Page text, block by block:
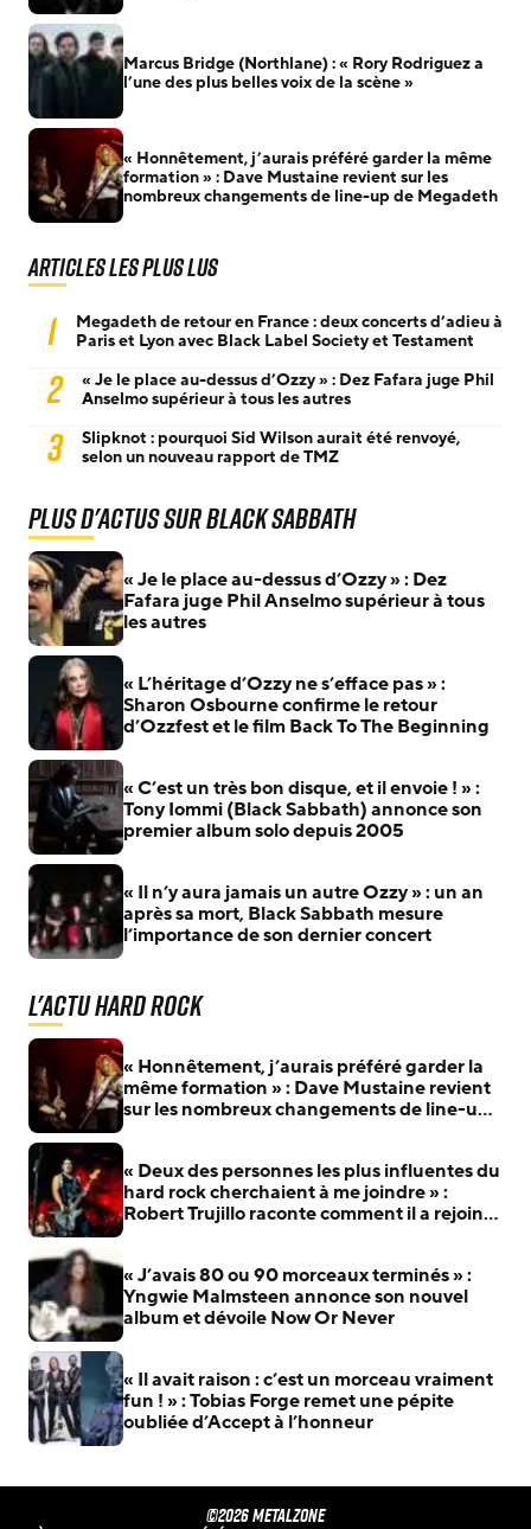
Marcus Bridge (Northlane) : « Rory Rodriguez a
l’une des plus belles voix de la scène »
« Honnêtement, j’aurais préféré garder la même
formation » : Dave Mustaine revient sur les
nombreux changements de line-up de Megadeth
Articles les plus lus
1
Megadeth de retour en France : deux concerts d’adieu à
Paris et Lyon avec Black Label Society et Testament
2
« Je le place au-dessus d’Ozzy » : Dez Fafara juge Phil
Anselmo supérieur à tous les autres
3
Slipknot : pourquoi Sid Wilson aurait été renvoyé,
selon un nouveau rapport de TMZ
Plus d'actus sur Black Sabbath
« Je le place au-dessus d’Ozzy » : Dez
Fafara juge Phil Anselmo supérieur à tous
les autres
« L’héritage d’Ozzy ne s’efface pas » :
Sharon Osbourne confirme le retour
d’Ozzfest et le film Back To The Beginning
« C’est un très bon disque, et il envoie ! » :
Tony Iommi (Black Sabbath) annonce son
premier album solo depuis 2005
« Il n’y aura jamais un autre Ozzy » : un an
après sa mort, Black Sabbath mesure
l’importance de son dernier concert
L'actu Hard Rock
« Honnêtement, j’aurais préféré garder la
même formation » : Dave Mustaine revient
sur les nombreux changements de line-up
« Deux des personnes les plus influentes du
hard rock cherchaient à me joindre » :
Robert Trujillo raconte comment il a rejoint
« J’avais 80 ou 90 morceaux terminés » :
Yngwie Malmsteen annonce son nouvel
album et dévoile Now Or Never
« Il avait raison : c’est un morceau vraiment
fun ! » : Tobias Forge remet une pépite
oubliée d’Accept à l’honneur
©2026 METALZONE